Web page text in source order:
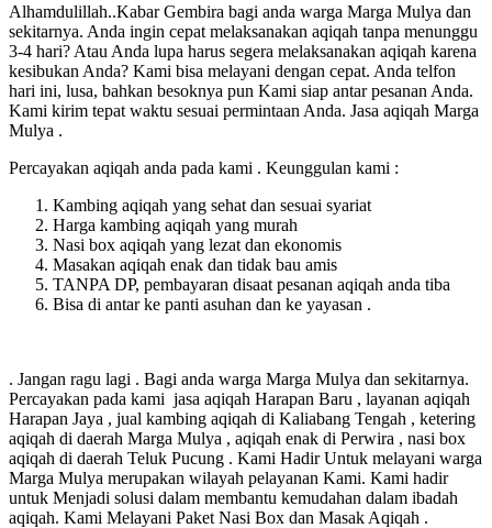
Alhamdulillah..Kabar Gembira bagi anda warga Marga Mulya dan
sekitarnya. Anda ingin cepat melaksanakan aqiqah tanpa menunggu
3-4 hari? Atau Anda lupa harus segera melaksanakan aqiqah karena
kesibukan Anda? Kami bisa melayani dengan cepat. Anda telfon
hari ini, lusa, bahkan besoknya pun Kami siap antar pesanan Anda.
Kami kirim tepat waktu sesuai permintaan Anda. Jasa aqiqah Marga
Mulya .
Percayakan aqiqah anda pada kami . Keunggulan kami :
Kambing aqiqah yang sehat dan sesuai syariat
Harga kambing aqiqah yang murah
Nasi box aqiqah yang lezat dan ekonomis
Masakan aqiqah enak dan tidak bau amis
TANPA DP, pembayaran disaat pesanan aqiqah anda tiba
Bisa di antar ke panti asuhan dan ke yayasan .
. Jangan ragu lagi . Bagi anda warga Marga Mulya dan sekitarnya.
Percayakan pada kami jasa aqiqah Harapan Baru , layanan aqiqah
Harapan Jaya , jual kambing aqiqah di Kaliabang Tengah , ketering
aqiqah di daerah Marga Mulya , aqiqah enak di Perwira , nasi box
aqiqah di daerah Teluk Pucung . Kami Hadir Untuk melayani warga
Marga Mulya merupakan wilayah pelayanan Kami. Kami hadir
untuk Menjadi solusi dalam membantu kemudahan dalam ibadah
aqiqah. Kami Melayani Paket Nasi Box dan Masak Aqiqah .